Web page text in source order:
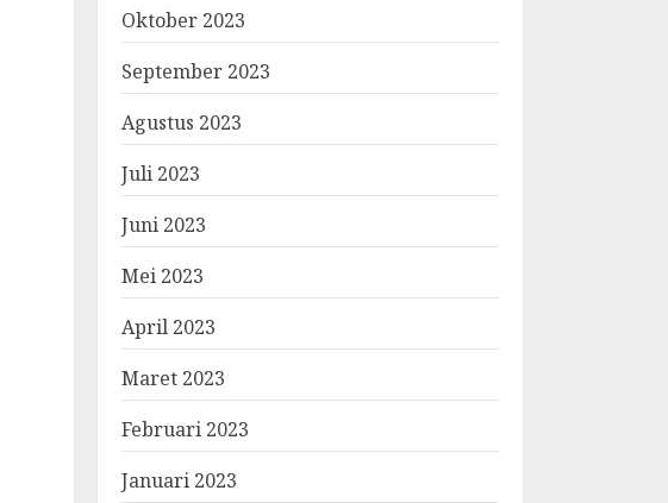
Oktober 2023
September 2023
Agustus 2023
Juli 2023
Juni 2023
Mei 2023
April 2023
Maret 2023
Februari 2023
Januari 2023